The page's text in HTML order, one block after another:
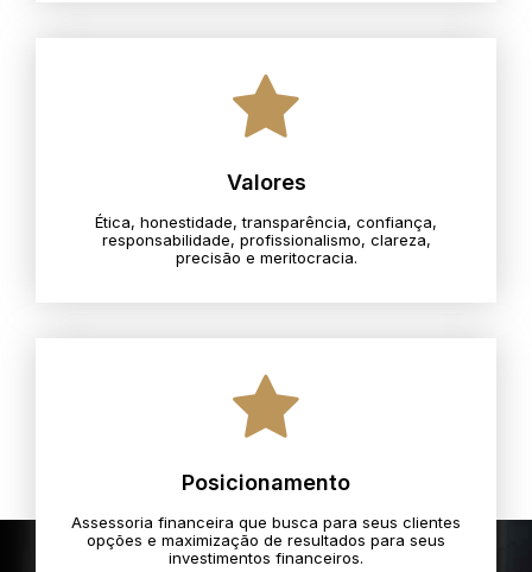
Valores
Ética, honestidade, transparência, confiança,
responsabilidade, profissionalismo, clareza,
precisão e meritocracia.​
Posicionamento
Assessoria financeira que busca para seus clientes
opções e maximização de resultados para seus
investimentos financeiros.